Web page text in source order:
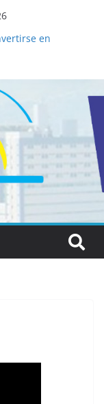
que tiene
en
visitantes y
de
Película Toy
su identidad